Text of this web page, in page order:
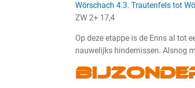
Wörschach 4.3. Trautenfels tot
ZW 2+ 17,4
Op deze etappe is de Enns al tot
nauwelijks hindernissen. Alsnog